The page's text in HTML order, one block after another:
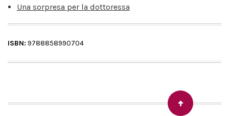
Una sorpresa per la dottoressa
ISBN: 9788858990704